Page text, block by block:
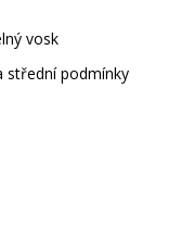
vosk
střední podmínky